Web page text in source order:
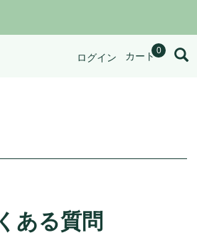
ログイン カート0
ある質問